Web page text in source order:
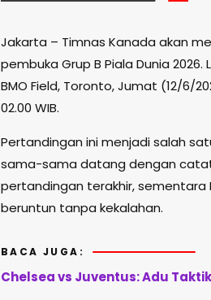
Jakarta – Timnas Kanada akan
pembuka Grup B Piala Dunia
BMO Field, Toronto, Jumat (12/6/
02.00 WIB.
Pertandingan ini menjadi salah
sama-sama datang dengan
pertandingan terakhir,
beruntun tanpa kekalahan.
BACA JUGA:
Chelsea vs Juventus: Adu